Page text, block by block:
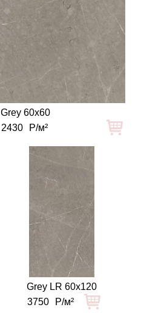
Grey 60x60
2430
Р/м²
Grey LR 60x120
3750
Р/м²